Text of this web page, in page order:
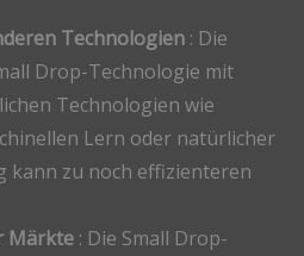
Technologien : Die
Drop-Technologie mit
Technologien wie
Lern oder natürlicher
kann zu noch effizienteren
Märkte : Die Small Drop-